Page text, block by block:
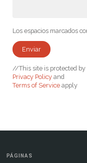
Los espacios marcados
//This site is protected by
Privacy Policy and
Terms of Service apply
PÁGINAS